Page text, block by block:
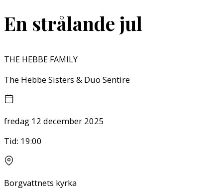
En strålande jul
THE HEBBE FAMILY
The Hebbe Sisters & Duo Sentire
fredag 12 december 2025
Tid: 19:00
Borgvattnets kyrka